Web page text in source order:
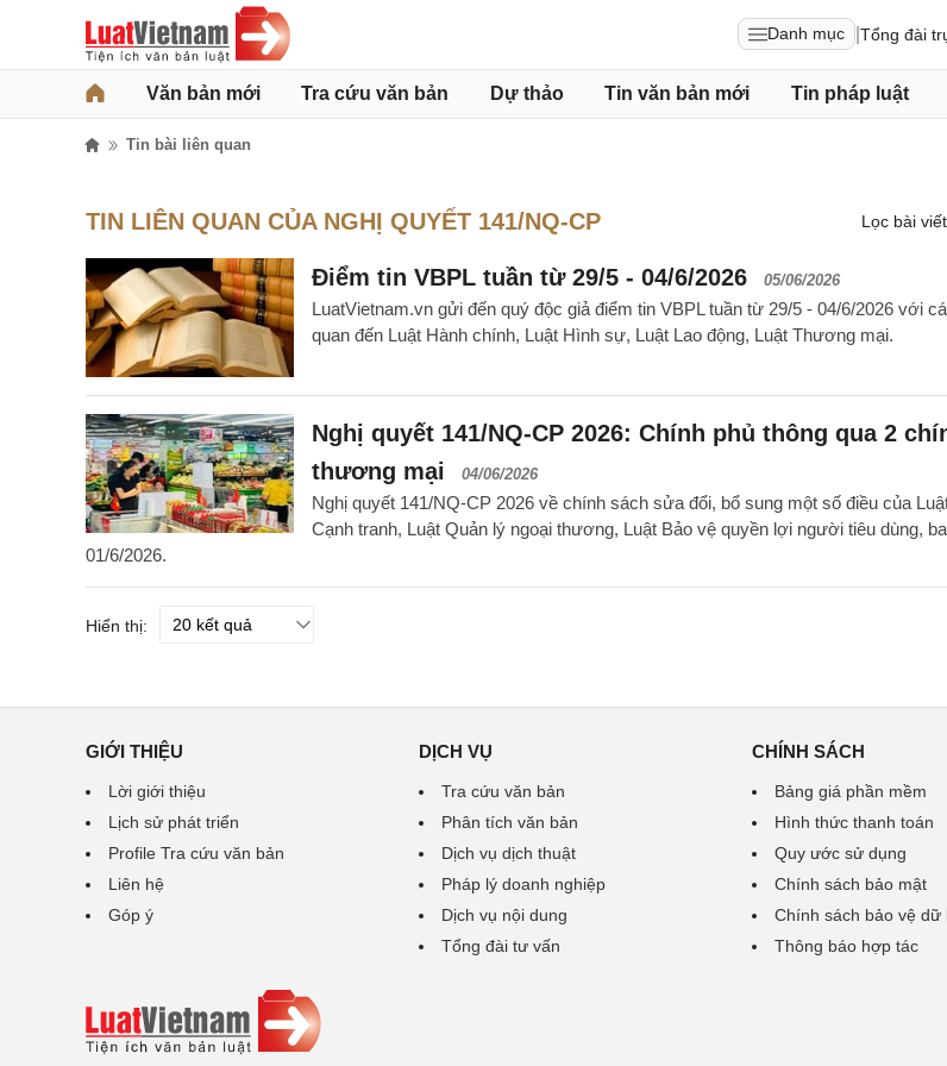
Danh mục Tổng đài
Văn bản mới Tra cứu văn bản Dự thảo Tin văn bản mới Tin pháp luật
Tin bài liên quan
TIN LIÊN QUAN CỦA NGHỊ QUYẾT 141/NQ-CP Lọc bài
Điểm tin VBPL tuần từ 29/5 - 04/6/2026 05/06/2026
LuatVietnam.vn gửi đến quý độc giả điểm tin VBPL tuần từ 29/5 - 04/6/2026 với
quan đến Luật Hành chính, Luật Hình sự, Luật Lao động, Luật Thương mại.
Nghị quyết 141/NQ-CP 2026: Chính phủ thông qua 2
thương mại
04/06/2026
Nghị quyết 141/NQ-CP 2026 về chính sách sửa đổi, bổ sung một số điều của
Cạnh tranh, Luật Quản lý ngoại thương, Luật Bảo vệ quyền lợi người tiêu dùng,
01/6/2026.
Hiển thị:
GIỚI THIỆU
Lời giới thiệu
Lịch sử phát triển
Profile Tra cứu văn bản
Liên hệ
Góp ý
DỊCH VỤ
Tra cứu văn bản
Phân tích văn bản
Dịch vụ dịch thuật
Pháp lý doanh nghiệp
Dịch vụ nội dung
Tổng đài tư vấn
CHÍNH SÁCH
Bảng giá phần mềm
Hình thức thanh toán
Quy ước sử dụng
Chính sách bảo mật
Chính sách bảo vệ dữ
Thông báo hợp tác